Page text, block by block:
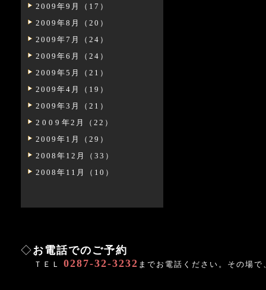
2009年9月（17）
2009年8月（20）
2009年7月（24）
2009年6月（24）
2009年5月（21）
2009年4月（19）
2009年3月（21）
2009年2月（22）
2009年1月（29）
2008年12月（33）
2008年11月（10）
◇お電話でのご予約
ＴＥＬ 0287-32-3232 までお電話ください。その場